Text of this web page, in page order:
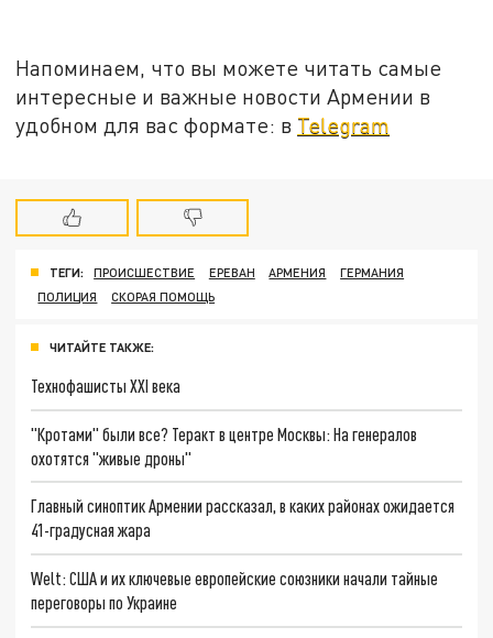
Напоминаем, что вы можете читать самые
интересные и важные новости Армении в
удобном для вас формате: в Telegram
ТЕГИ: ПРОИСШЕСТВИЕ ЕРЕВАН АРМЕНИЯ
ГЕРМАНИЯ
ПОЛИЦИЯ
СКОРАЯ ПОМОЩЬ
ЧИТАЙТЕ ТАКЖЕ:
Технофашисты XXI века
"Кротами" были все? Теракт в центре Москвы: На генералов
охотятся "живые дроны"
Главный синоптик Армении рассказал, в каких районах ожидается
41-градусная жара
Welt: США и их ключевые европейские союзники начали тайные
переговоры по Украине